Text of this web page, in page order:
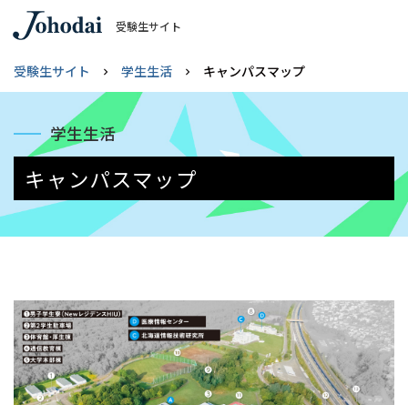
受験生サイト
受験生サイト 学生生活 キャンパスマップ
学生生活
キャンパスマップ